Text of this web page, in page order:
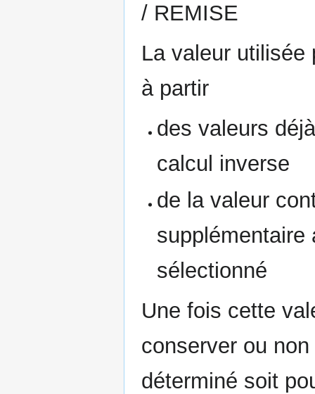
/ REMISE
La valeur utilisée
à partir
des valeurs
calcul inverse
de la valeur
supplémentaire
sélectionné
Une fois cette
conserver ou
déterminé soit